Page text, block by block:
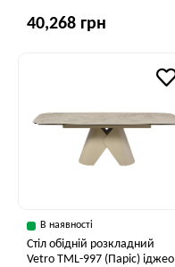
40,268 грн
В наявності
Стіл обідній розкладний
Vetro ТМL-997 (Паріс) іджео